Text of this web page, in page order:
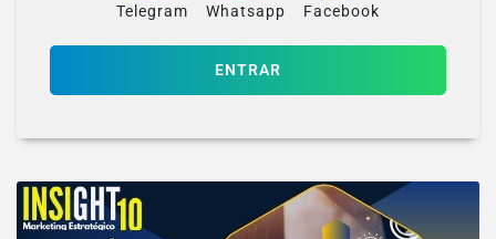
Telegram Whatsapp Facebook
ENTRAR